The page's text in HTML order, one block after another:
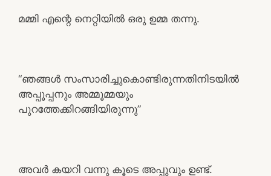
മമ്മി എന്റെ നെറ്റിയിൽ ഒരു ഉമ്മ തന്നു.
“ഞങ്ങൾ സംസാരിച്ചുകൊണ്ടിരുന്നതിനിടയിൽ
അപ്പൂപ്പനും അമ്മൂമ്മയും
പുറത്തേക്കിറങ്ങിയിരുന്നു”
അവർ കയറി വന്നു കൂടെ അപ്പുവും ഉണ്ട്.